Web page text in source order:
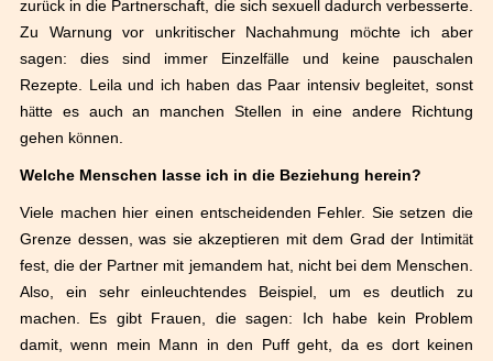
zurück in die Partnerschaft, die sich sexuell dadurch verbesserte.
Zu Warnung vor unkritischer Nachahmung möchte ich aber
sagen: dies sind immer Einzelfälle und keine pauschalen
Rezepte. Leila und ich haben das Paar intensiv begleitet, sonst
hätte es auch an manchen Stellen in eine andere Richtung
gehen können.
Welche Menschen lasse ich in die Beziehung herein?
Viele machen hier einen entscheidenden Fehler. Sie setzen die
Grenze dessen, was sie akzeptieren mit dem Grad der Intimität
fest, die der Partner mit jemandem hat, nicht bei dem Menschen.
Also, ein sehr einleuchtendes Beispiel, um es deutlich zu
machen. Es gibt Frauen, die sagen: Ich habe kein Problem
damit, wenn mein Mann in den Puff geht, da es dort keinen